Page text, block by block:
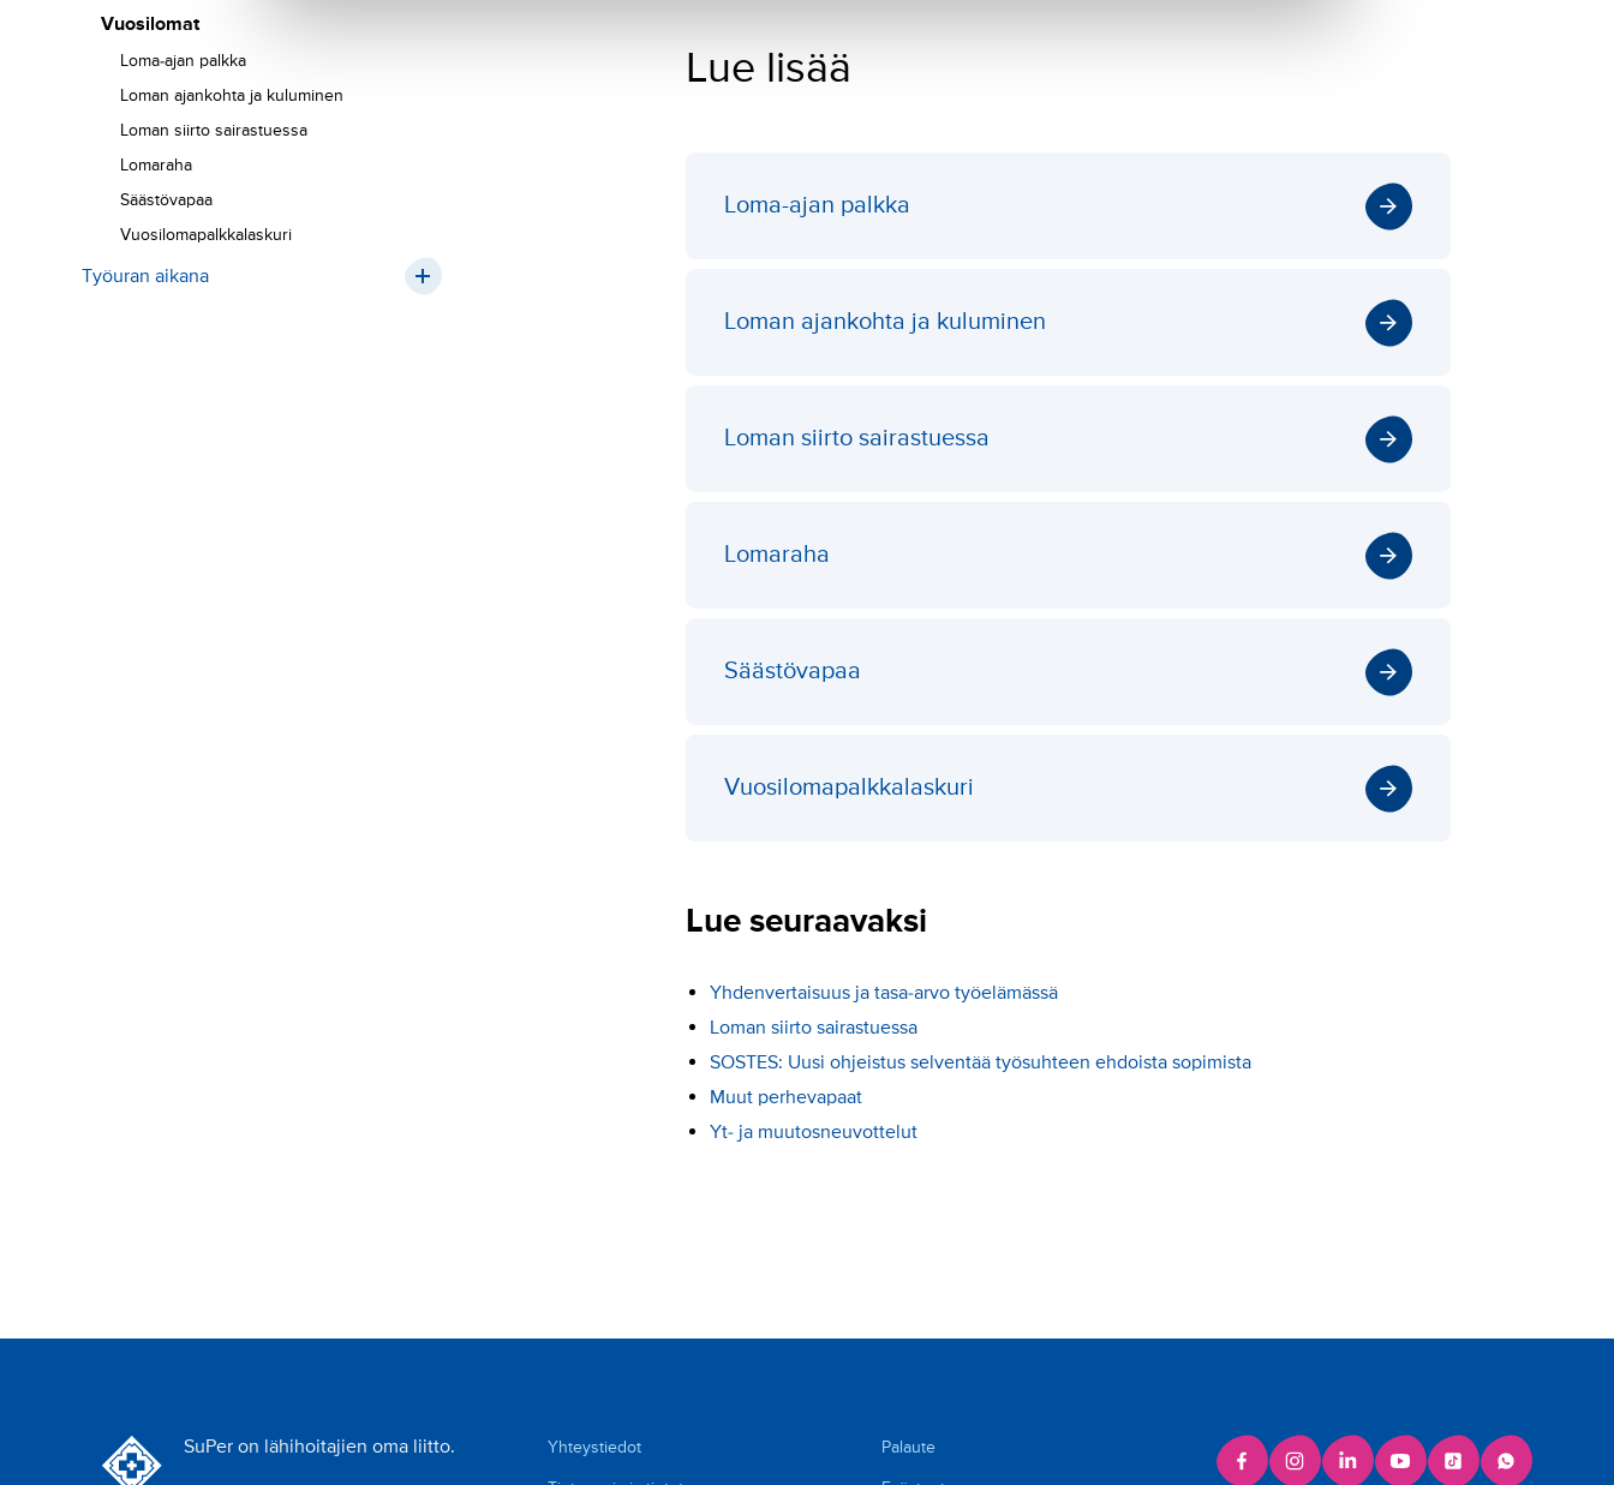
Vuosilomat
Loma-ajan palkka
Loman ajankohta ja kuluminen
Loman siirto sairastuessa
Lomaraha
Säästövapaa
Vuosilomapalkkalaskuri
Työuran aikana
Lue lisää
Loma-ajan palkka
Loman ajankohta ja kuluminen
Loman siirto sairastuessa
Lomaraha
Säästövapaa
Vuosilomapalkkalaskuri
Lue seuraavaksi
Yhdenvertaisuus ja tasa-arvo työelämässä
Loman siirto sairastuessa
SOSTES: Uusi ohjeistus selventää työsuhteen ehdoista sopimista
Muut perhevapaat
Yt- ja muutosneuvottelut
SuPer on lähihoitajien oma liitto.
Yhteystiedot
Palaute